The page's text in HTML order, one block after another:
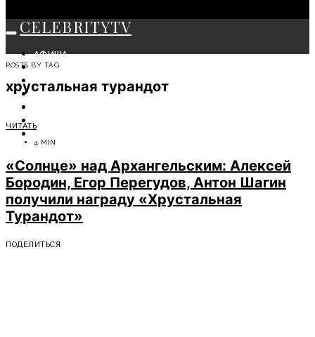
CELEBRITYTV
АФИША
СОБЫТИЯ
КРАСОТА
МОДА
POSTS BY TAG
хрустальная турандот
ЧИТАТЬ
4 MIN
«Солнце» над Архангельским: Алексей
Бородин, Егор Перегудов, Антон Шагин
получили награду «Хрустальная
Турандот»
ПОДЕЛИТЬСЯ